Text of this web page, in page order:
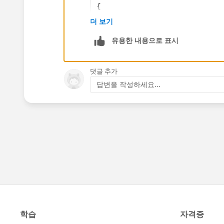
{
    String str;
    {
     	{
더 보기
유용한 내용으로 표시
댓글 추가
답변을 작성하세요...